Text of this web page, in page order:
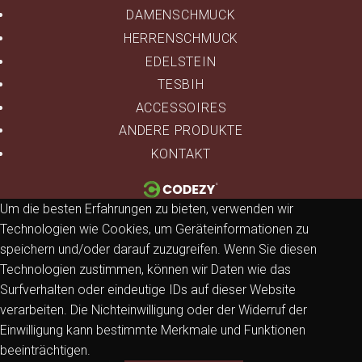
DAMENSCHMUCK
HERRENSCHMUCK
EDELSTEIN
TESBIH
ACCESSOIRES
ANDERE PRODUKTE
KONTAKT
Um die besten Erfahrungen zu bieten, verwenden wir
Technologien wie Cookies, um Geräteinformationen zu
speichern und/oder darauf zuzugreifen. Wenn Sie diesen
Technologien zustimmen, können wir Daten wie das
Surfverhalten oder eindeutige IDs auf dieser Website
verarbeiten. Die Nichteinwilligung oder der Widerruf der
Einwilligung kann bestimmte Merkmale und Funktionen
beeinträchtigen.